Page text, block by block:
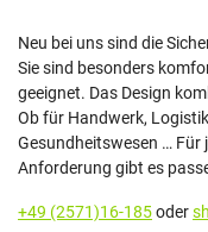
Neu bei uns sind die
Sie sind besonders
geeignet. Das Design
Ob für Handwerk,
Gesundheitswesen … Für
Anforderung gibt es
+49 (2571)16-185oder